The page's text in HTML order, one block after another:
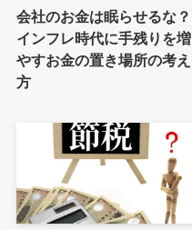
会社のお金は眠らせるな？
インフレ時代に手残りを増
やすお金の置き場所の考え
方